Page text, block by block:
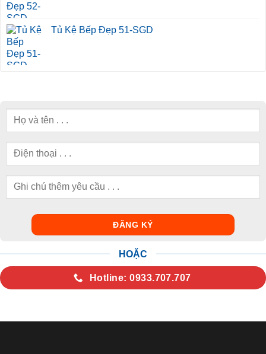
Tủ Kệ Bếp Đẹp 51-SGD
HOẶC
Hotline: 0933.707.707